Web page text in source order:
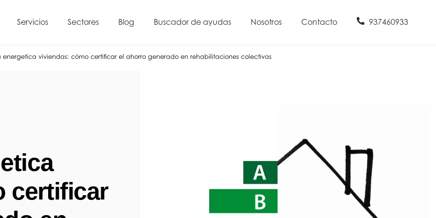
Servicios Sectores Blog Buscador de ayudas Nosotros Contacto 937460933
energetica viviendas: cómo certificar el ahorro generado en rehabilitaciones colectivas
certificar